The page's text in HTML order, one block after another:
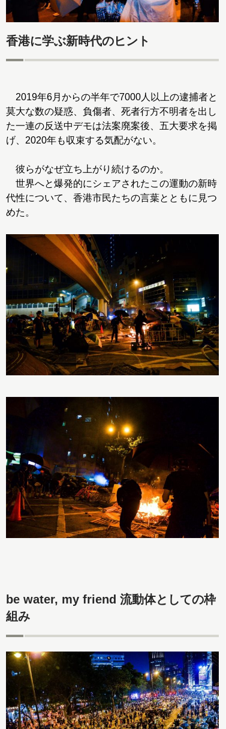
香港に学ぶ新時代のヒント
2019年6月からの半年で7000人以上の逮捕者と
莫大な数の疑惑、負傷者、死者行方不明者を出し
た一連の反送中デモは法案廃案後、五大要求を掲
げ、2020年も収束する気配がない。
彼らがなぜ立ち上がり続けるのか。
世界へと爆発的にシェアされたこの運動の新時
代性について、香港市民たちの言葉とともに見つ
めた。
be water, my friend 流動体としての枠
組み